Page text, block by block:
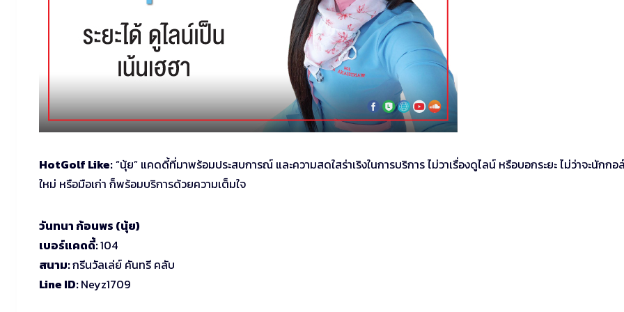
HotGolf Like:“นุ้ย” แคดดี้ที่มาพร้อมประสบการณ์ และความสดใสร่าเริงในการบริการ ไม่วาเรื่องดูไลน์ หรือบอกระยะ ไม่ว่าจะนักก
ใหม่ หรือมือเก่า ก็พร้อมบริการด้วยความเต็มใจ
วันทนา ก้อนพร (นุ้ย)
เบอร์แคดดี้:104
สนาม:กรีนวัลเล่ย์ คันทรี คลับ
Line ID:Neyz1709